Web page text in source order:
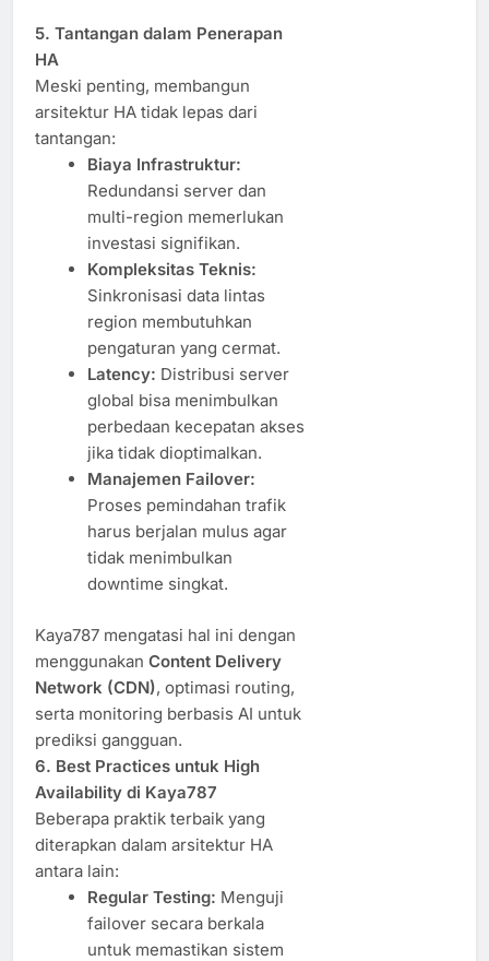
5. Tantangan dalam Penerapan
HA
Meski penting, membangun
arsitektur HA tidak lepas dari
tantangan:
Biaya Infrastruktur:
Redundansi server dan
multi-region memerlukan
investasi signifikan.
Kompleksitas Teknis:
Sinkronisasi data lintas
region membutuhkan
pengaturan yang cermat.
Latency: Distribusi server
global bisa menimbulkan
perbedaan kecepatan akses
jika tidak dioptimalkan.
Manajemen Failover:
Proses pemindahan trafik
harus berjalan mulus agar
tidak menimbulkan
downtime singkat.
Kaya787 mengatasi hal ini dengan
menggunakan Content Delivery
Network (CDN), optimasi routing,
serta monitoring berbasis AI untuk
prediksi gangguan.
6. Best Practices untuk High
Availability di Kaya787
Beberapa praktik terbaik yang
diterapkan dalam arsitektur HA
antara lain:
Regular Testing: Menguji
failover secara berkala
untuk memastikan sistem